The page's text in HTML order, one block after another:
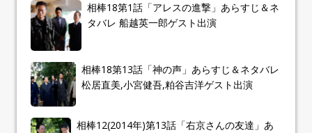
相棒18第1話「アレスの進撃」あらすじ＆ネ
タバレ 船越英一郎ゲスト出演
相棒18第13話「神の声」あらすじ＆ネタバレ
松居直美,小宮健吾,粕谷吉洋ゲスト出演
相棒12(2014年)第13話「右京さんの友達」あ